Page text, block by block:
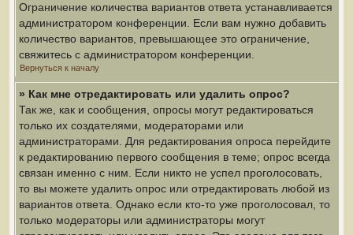
Ограничение количества вариантов ответа устанавливается
администратором конференции. Если вам нужно добавить
количество вариантов, превышающее это ограничение,
свяжитесь с администратором конференции.
Вернуться к началу
» Как мне отредактировать или удалить опрос?
Так же, как и сообщения, опросы могут редактироваться
только их создателями, модераторами или
администраторами. Для редактирования опроса перейдите
к редактированию первого сообщения в теме; опрос всегда
связан именно с ним. Если никто не успел проголосовать,
то вы можете удалить опрос или отредактировать любой из
вариантов ответа. Однако если кто-то уже проголосовал, то
только модераторы или администраторы могут